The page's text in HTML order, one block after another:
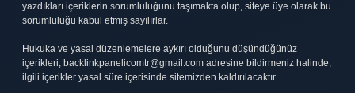
yazdıkları içeriklerin sorumluluğunu taşımakta olup, siteye üye olarak bu
sorumluluğu kabul etmiş sayılırlar.
Hukuka ve yasal düzenlemelere aykırı olduğunu düşündüğünüz
içerikleri, backlinkpanelicomtr@gmail.com adresine bildirmeniz halinde,
ilgili içerikler yasal süre içerisinde sitemizden kaldırılacaktır.